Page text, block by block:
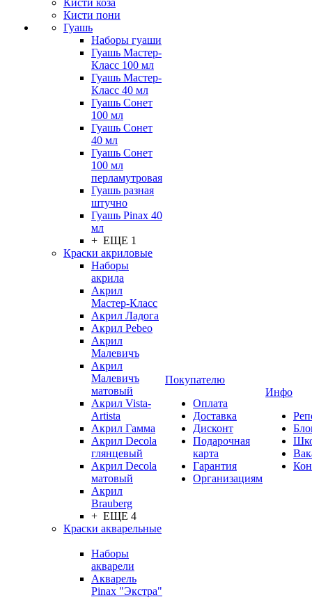
Кисти коза
Кисти пони
Гуашь
Наборы гуаши
Гуашь Мастер-
Класс 100 мл
Гуашь Мастер-
Класс 40 мл
Гуашь Сонет
100 мл
Гуашь Сонет
40 мл
Гуашь Сонет
100 мл
перламутровая
Гуашь разная
штучно
Гуашь Pinax 40
мл
+ ЕЩЕ 1
Краски акриловые
Наборы
акрила
Акрил
Мастер-Класс
Акрил Ладога
Акрил Pebeo
Акрил
Малевичъ
Акрил
Малевичъ
матовый
Акрил Vista-
Artista
Акрил Гамма
Акрил Decola
глянцевый
Акрил Decola
матовый
Акрил
Brauberg
+ ЕЩЕ 4
Краски акварельные
Наборы
акварели
Акварель
Pinax "Экстра"
Покупателю
Оплата
Доставка
Дисконт
Подарочная
карта
Гарантия
Организациям
Инфо